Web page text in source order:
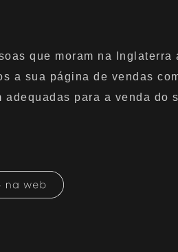
que moram na Inglaterra
a sua página de vendas
para a venda do